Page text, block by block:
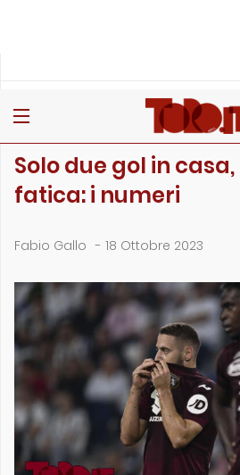
Solo due gol in
fatica: i numeri
Fabio Gallo - 18 Ottobre 2023